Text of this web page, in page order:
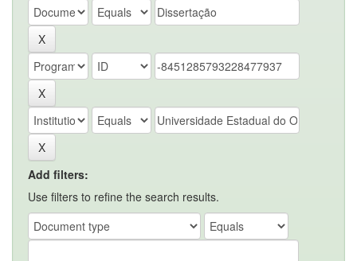
Add filters:
Use filters to refine the search results.